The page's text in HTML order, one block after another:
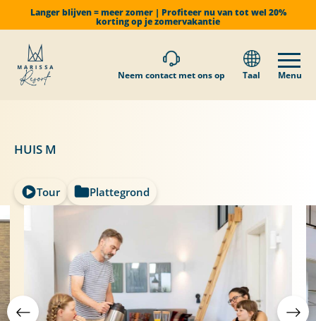
Langer blijven = meer zomer | Profiteer nu van tot wel 20%
korting op je zomervakantie
Neem contact met ons op Taal Menu
HUIS M
Tour Plattegrond